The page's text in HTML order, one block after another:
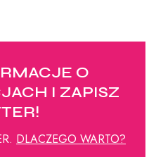
O
I ZAPISZ
DLACZEGO WARTO?